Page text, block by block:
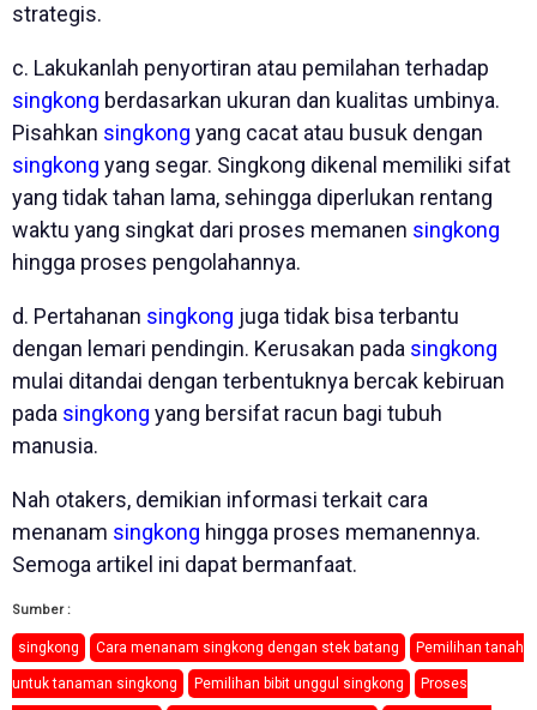
strategis.
c. Lakukanlah penyortiran atau pemilahan terhadap
singkong berdasarkan ukuran dan kualitas umbinya.
Pisahkan singkong yang cacat atau busuk dengan
singkong yang segar. Singkong dikenal memiliki sifat
yang tidak tahan lama, sehingga diperlukan rentang
waktu yang singkat dari proses memanen singkong
hingga proses pengolahannya.
d. Pertahanan singkong juga tidak bisa terbantu
dengan lemari pendingin. Kerusakan pada singkong
mulai ditandai dengan terbentuknya bercak kebiruan
pada singkong yang bersifat racun bagi tubuh
manusia.
Nah otakers, demikian informasi terkait cara
menanam singkong hingga proses memanennya.
Semoga artikel ini dapat bermanfaat.
Sumber :
singkong Cara menanam singkong dengan stek batang Pemilihan tanah
untuk tanaman singkong Pemilihan bibit unggul singkong Proses